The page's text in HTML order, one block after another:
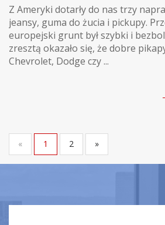
Z Ameryki dotarły do nas trzy
jeansy, guma do żucia i pickupy.
europejski grunt był szybki i
zresztą okazało się, że dobre
Chevrolet, Dodge czy ...
« 1 2 »